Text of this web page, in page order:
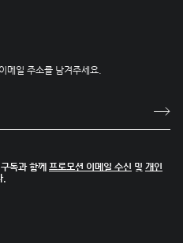
메일 주소를 남겨주세요.
독과 함께 프로모션 이메일 수신 및 개인
.